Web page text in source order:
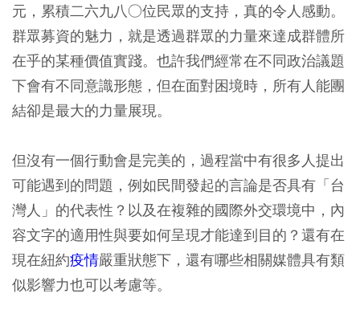
元，累積二六九八○位民眾的支持，真的令人感動。
群眾募資的魅力，就是透過群眾的力量來達成群體所
在乎的某種價值實踐。也許我們經常在不同政治議題
下會有不同意識形態，但在面對困境時，所有人能團
結卻是最大的力量展現。
但沒有一個行動會是完美的，過程當中有很多人提出
可能遇到的問題，例如民間發起的言論是否具有「台
灣人」的代表性？以及在複雜的國際外交環境中，內
容文字的適用性與要如何呈現才能達到目的？還有在
現在紐約疫情嚴重狀態下，還有哪些相關媒體具有類
似影響力也可以考慮等。